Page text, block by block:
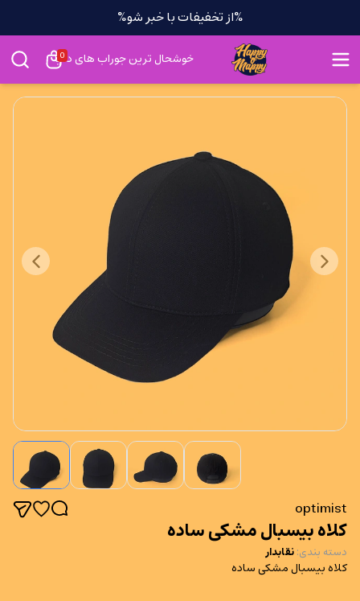
%از تخفیفات با خبر شو%
خوشحال ترین جوراب های دنیا
0
optimist
کلاه بیسبال مشکی ساده
دسته بندی: نقابدار
کلاه بیسبال مشکی ساده